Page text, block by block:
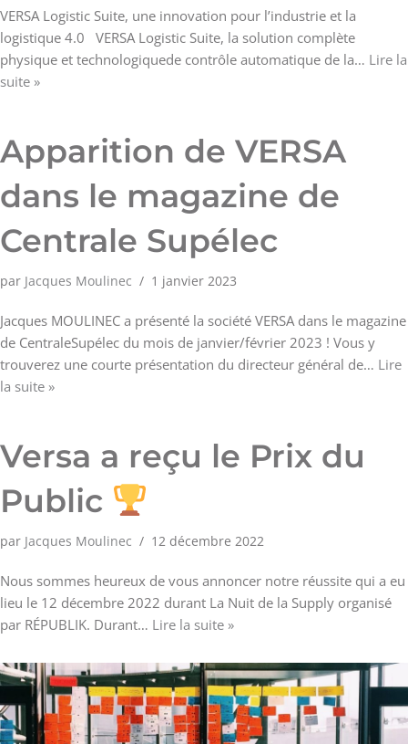
VERSA Logistic Suite, une innovation pour l’industrie et la
logistique 4.0 VERSA Logistic Suite, la solution complète
physique et technologiquede contrôle automatique de la… Lire la
suite »
Apparition de VERSA
dans le magazine de
Centrale Supélec
par Jacques Moulinec 1 janvier 2023
Jacques MOULINEC a présenté la société VERSA dans le magazine
de CentraleSupélec du mois de janvier/février 2023 ! Vous y
trouverez une courte présentation du directeur général de… Lire
la suite »
Versa a reçu le Prix du
Public
par Jacques Moulinec 12 décembre 2022
Nous sommes heureux de vous annoncer notre réussite qui a eu
lieu le 12 décembre 2022 durant La Nuit de la Supply organisé
par RÉPUBLIK. Durant… Lire la suite »